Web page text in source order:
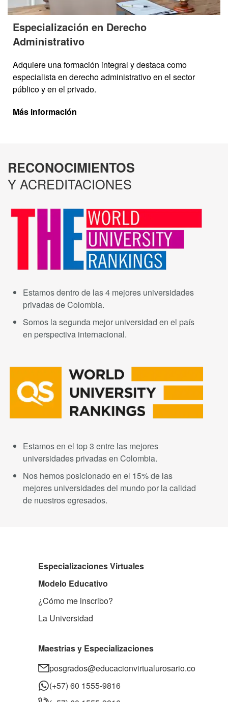
Especialización en Derecho
Administrativo
Adquiere una formación integral y destaca como
especialista en derecho administrativo en el sector
público y en el privado.
Más información
RECONOCIMIENTOS
Y ACREDITACIONES
Estamos dentro de las 4 mejores universidades
privadas de Colombia.
Somos la segunda mejor universidad en el país
en perspectiva internacional.
Estamos en el top 3 entre las mejores
universidades privadas en Colombia.
Nos hemos posicionado en el 15% de las
mejores universidades del mundo por la calidad
de nuestros egresados.
Especializaciones Virtuales
Modelo Educativo
¿Cómo me inscribo?
La Universidad
Maestrias y Especializaciones
posgrados@educacionvirtualurosario.co
(+57) 60 1555-9816